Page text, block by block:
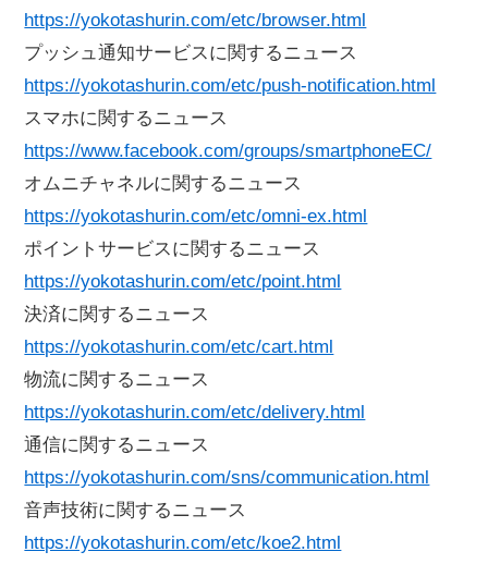
https://yokotashurin.com/etc/browser.html
プッシュ通知サービスに関するニュース
https://yokotashurin.com/etc/push-notification.html
スマホに関するニュース
https://www.facebook.com/groups/smartphoneEC/
オムニチャネルに関するニュース
https://yokotashurin.com/etc/omni-ex.html
ポイントサービスに関するニュース
https://yokotashurin.com/etc/point.html
決済に関するニュース
https://yokotashurin.com/etc/cart.html
物流に関するニュース
https://yokotashurin.com/etc/delivery.html
通信に関するニュース
https://yokotashurin.com/sns/communication.html
音声技術に関するニュース
https://yokotashurin.com/etc/koe2.html